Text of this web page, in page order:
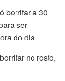
borrifar a 30
ser
do dia.
no rosto,